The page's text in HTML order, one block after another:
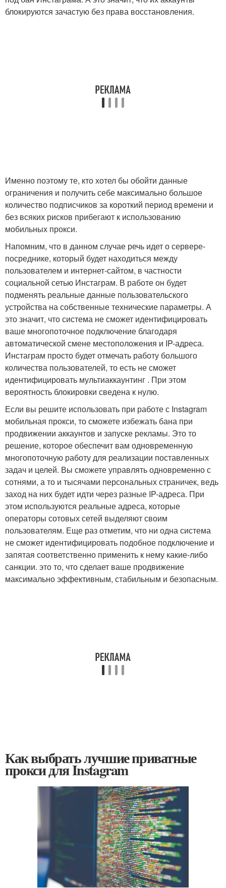
блокируются зачастую без права восстановления.
Именно поэтому те, кто хотел бы обойти данные
ограничения и получить себе максимально большое
количество подписчиков за короткий период времени и
без всяких рисков прибегают к использованию
мобильных прокси.
Напомним, что в данном случае речь идет о сервере-
посреднике, который будет находиться между
пользователем и интернет-сайтом, в частности
социальной сетью Инстаграм. В работе он будет
подменять реальные данные пользовательского
устройства на собственные технические параметры. А
это значит, что система не сможет идентифицировать
ваше многопоточное подключение благодаря
автоматической смене местоположения и IP-адреса.
Инстаграм просто будет отмечать работу большого
количества пользователей, то есть не сможет
идентифицировать мультиаккаунтинг . При этом
вероятность блокировки сведена к нулю.
Если вы решите использовать при работе с Instagram
мобильная прокси, то сможете избежать бана при
продвижении аккаунтов и запуске рекламы. Это то
решение, которое обеспечит вам одновременную
многопоточную работу для реализации поставленных
задач и целей. Вы сможете управлять одновременно с
сотнями, а то и тысячами персональных страничек, ведь
заход на них будет идти через разные IP-адреса. При
этом используются реальные адреса, которые
операторы сотовых сетей выделяют своим
пользователям. Еще раз отметим, что ни одна система
не сможет идентифицировать подобное подключение и
запятая соответственно применить к нему какие-либо
санкции. это то, что сделает ваше продвижение
максимально эффективным, стабильным и безопасным.
Как выбрать лучшие приватные
прокси для Instagram